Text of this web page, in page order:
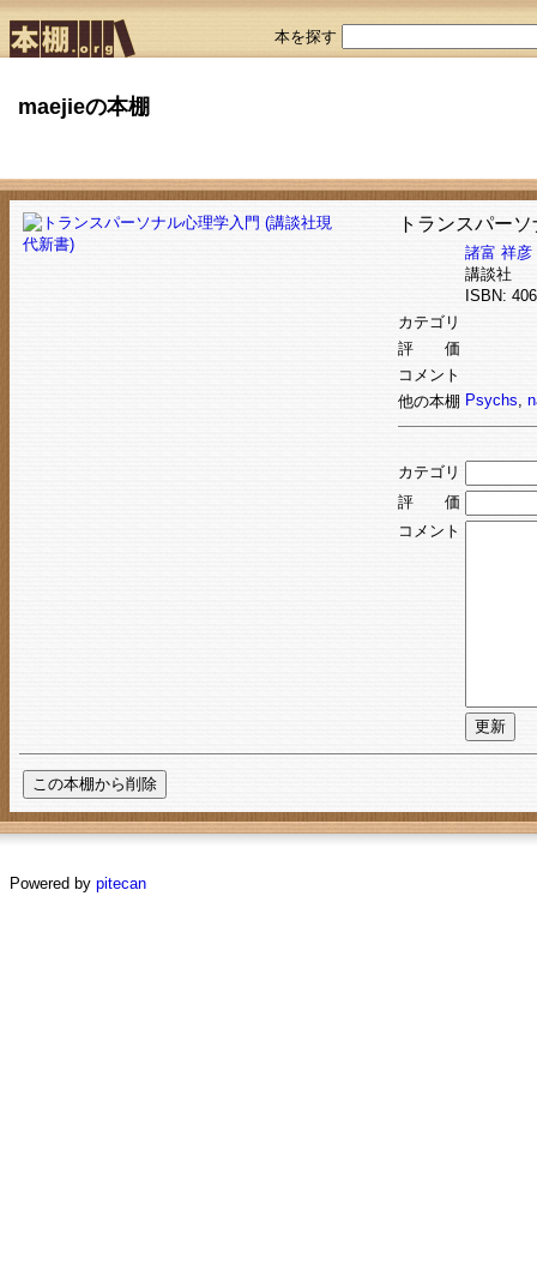
本を探す
maejieの本棚
トランスパー
諸富 祥彦
講談社
ISBN:
カテゴリ
評 価
コメント
他の本棚 Psychs,
カテゴリ
評 価
コメント
Powered by pitecan